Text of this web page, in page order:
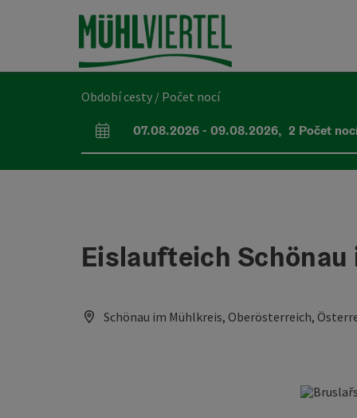
Accesskey
[0]
Navigace Accesskey
[1]
Začátek stránky Accesskey
[2]
Období cesty / Počet nocí
Pole příjezdu a odjezdu
07.08.2026- 09.08.2026, 2 Počet
Eislaufteich
Schönau im Mühlkreis, Oberösterreich,